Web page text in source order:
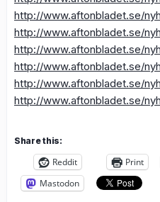
http://www.aftonbladet.se/
http://www.aftonbladet.se/
http://www.aftonbladet.se/
http://www.aftonbladet.se/
http://www.aftonbladet.se/
http://www.aftonbladet.se/
Share this:
Reddit Print
Mastodon